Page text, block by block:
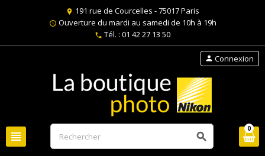
location_on 191 rue de Courcelles - 75017 Paris
schedule Ouverture du mardi au samedi de 10h à 19h
phone Tél. : 01 42 27 13 50
view_headline search
person Connexion
0